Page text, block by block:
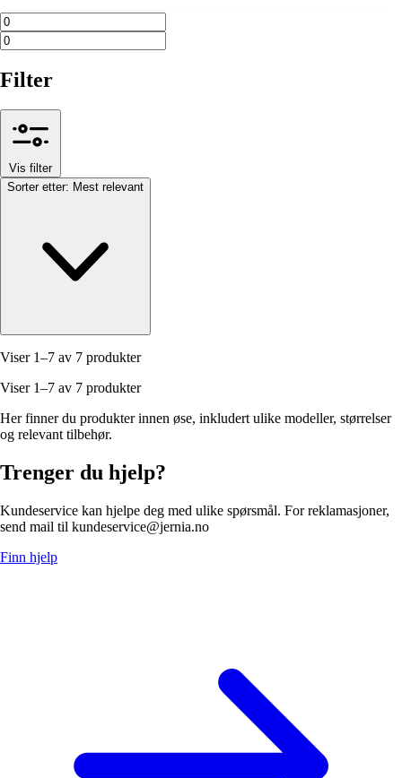
Filter
Vis filter
Sorter etter: Mest relevant
Viser 1–7 av 7 produkter
Viser 1–7 av 7 produkter
Her finner du produkter innen øse, inkludert ulike modeller, størrelser
og relevant tilbehør.
Trenger du hjelp?
Kundeservice kan hjelpe deg med ulike spørsmål. For reklamasjoner,
send mail til kundeservice@jernia.no
Finn hjelp